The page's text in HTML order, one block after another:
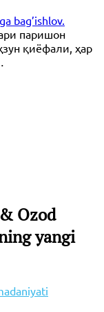
bag’ishlov.
паришон
қиёфали, ҳар
Ozod
yangi